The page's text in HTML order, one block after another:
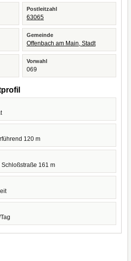
Postleitzahl
63065
Gemeinde
Offenbach am Main, Stadt
Vorwahl
069
120 m
161 m